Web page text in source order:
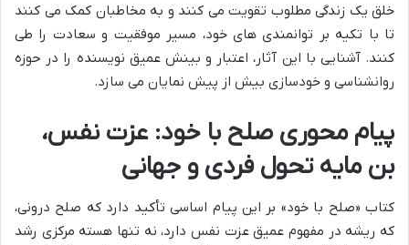
خلق یک زندگی مطلوب تقویت می کنند و به مخاطبان کمک می کنند
تا با تکیه بر توانمندی های خود، مسیر موفقیت و سعادت را طی
کنند. آشنایی با این آثار، اعتبار و بینش عمیق نویسنده را در حوزه
روانشناسی و خودسازی بیش از پیش نمایان می سازد.
پیام محوری صلح با خود: عزت نفس،
بن مایه تحول فردی و جهانی
کتاب «صلح با خود» بر این پیام اساسی تأکید دارد که صلح درونی،
که ریشه در مفهوم عمیق عزت نفس دارد، نه تنها هسته مرکزی رشد